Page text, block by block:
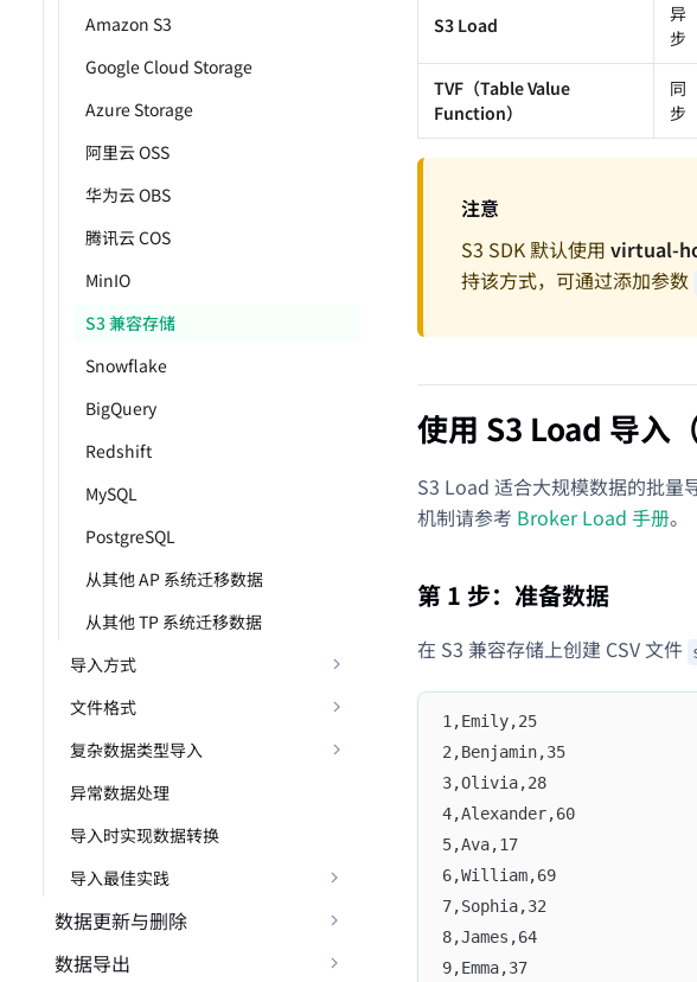
Amazon S3
Google Cloud Storage
Azure Storage
阿里云 OSS
华为云 OBS
腾讯云 COS
MinIO
S3 兼容存储
Snowflake
BigQuery
Redshift
MySQL
PostgreSQL
从其他 AP 系统迁移数据
从其他 TP 系统迁移数据
导入方式
文件格式
复杂数据类型导入
异常数据处理
导入时实现数据转换
导入最佳实践
数据更新与删除
数据导出
S3 Load
异
步
TVF（Table Value
Function）
同
步
注意
S3 SDK 默认使用 virtual-
持该方式，可通过添加参数
使用 S3 Load 导入（
S3 Load 适合大规模数据的批量
机制请参考 Broker Load 手册。
第 1 步：准备数据
在 S3 兼容存储上创建 CSV 文件
1,Emily,25
2,Benjamin,35
3,Olivia,28
4,Alexander,60
5,Ava,17
6,William,69
7,Sophia,32
8,James,64
9,Emma,37